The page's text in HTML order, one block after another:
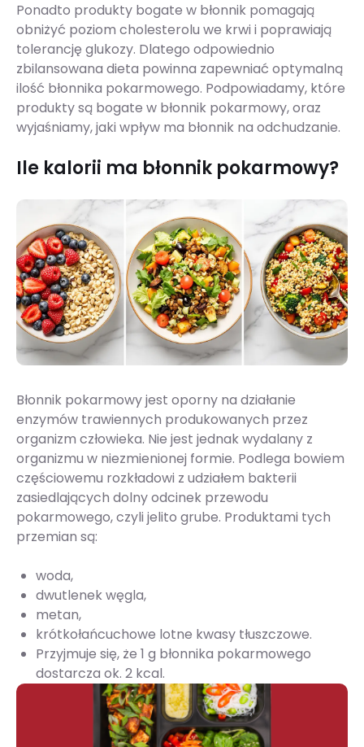
Ponadto produkty bogate w błonnik pomagają
obniżyć poziom cholesterolu we krwi i poprawiają
tolerancję glukozy. Dlatego odpowiednio
zbilansowana dieta powinna zapewniać optymalną
ilość błonnika pokarmowego. Podpowiadamy, które
produkty są bogate w błonnik pokarmowy, oraz
wyjaśniamy, jaki wpływ ma błonnik na odchudzanie.
Ile kalorii ma błonnik pokarmowy?
Błonnik pokarmowy jest oporny na działanie
enzymów trawiennych produkowanych przez
organizm człowieka. Nie jest jednak wydalany z
organizmu w niezmienionej formie. Podlega bowiem
częściowemu rozkładowi z udziałem bakterii
zasiedlających dolny odcinek przewodu
pokarmowego, czyli jelito grube. Produktami tych
przemian są:
woda,
dwutlenek węgla,
metan,
krótkołańcuchowe lotne kwasy tłuszczowe.
Przyjmuje się, że 1 g błonnika pokarmowego
dostarcza ok. 2 kcal.